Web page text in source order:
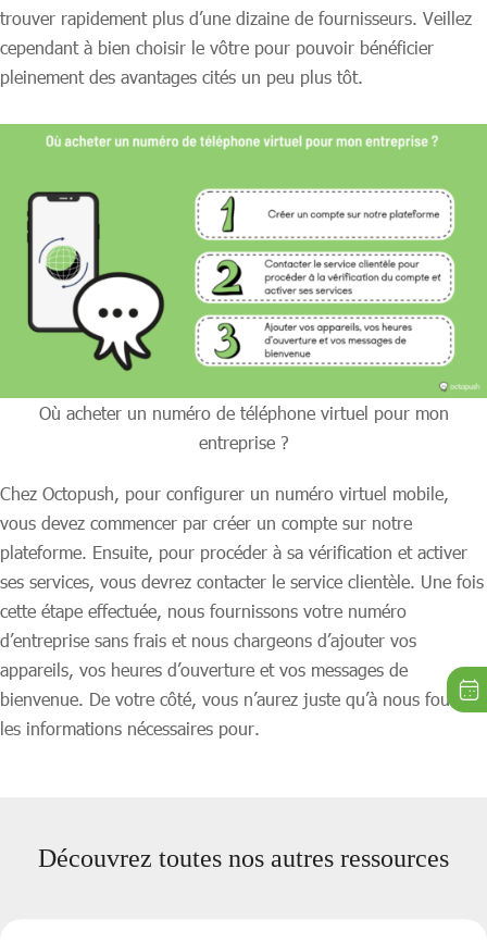
trouver rapidement plus d’une dizaine de fournisseurs. Veillez
cependant à bien choisir le vôtre pour pouvoir bénéficier
pleinement des avantages cités un peu plus tôt.
Où acheter un numéro de téléphone virtuel pour mon
entreprise ?
Chez Octopush, pour configurer un numéro virtuel mobile,
vous devez commencer par créer un compte sur notre
plateforme. Ensuite, pour procéder à sa vérification et activer
ses services, vous devrez contacter le service clientèle. Une fois
cette étape effectuée, nous fournissons votre numéro
d’entreprise sans frais et nous chargeons d’ajouter vos
appareils, vos heures d’ouverture et vos messages de
bienvenue. De votre côté, vous n’aurez juste qu’à nous fournir
les informations nécessaires pour.
Découvrez toutes nos autres ressources